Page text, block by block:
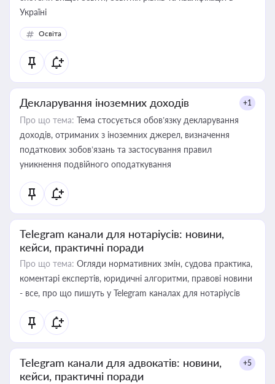
Україні
Освіта
Декларування іноземних доходів +1
Про що тема: Тема стосується обов’язку декларування
доходів, отриманих з іноземних джерел, визначення
податкових зобов’язань та застосування правил
уникнення подвійного оподаткування
Telegram канали для нотаріусів: новини,
кейси, практичні поради
Про що тема: Огляди нормативних змін, судова практика,
коментарі експертів, юридичні алгоритми, правові новини
- все, про що пишуть у Telegram каналах для нотаріусів
Telegram канали для адвокатів: новини,
кейси, практичні поради
+5